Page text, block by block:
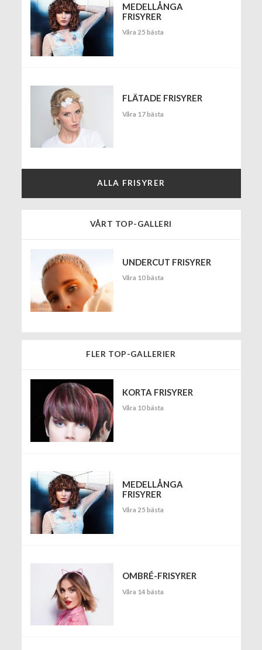
MEDELLÅNGA
FRISYRER
Våra 25 bästa
FLÄTADE FRISYRER
Våra 17 bästa
ALLA FRISYRER
VÅRT TOP-GALLERI
UNDERCUT FRISYRER
Våra 10 bästa
FLER TOP-GALLERIER
KORTA FRISYRER
Våra 10 bästa
MEDELLÅNGA
FRISYRER
Våra 25 bästa
OMBRÉ-FRISYRER
Våra 14 bästa